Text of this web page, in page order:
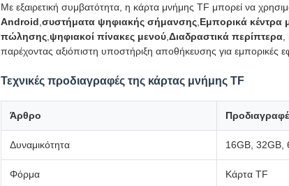
Με εξαιρετική συμβατότητα, η κάρτα μνήμης TF μπορεί να
Android συστήματα ψηφιακής σήμανσης Εμπορικά κέντρα
πώλησης ψηφιακοί πίνακες μενού Διαδραστικά περίπτερα
παρέχοντας αξιόπιστη υποστήριξη αποθήκευσης για εμπορικές
Τεχνικές προδιαγραφές της κάρτας μνήμης TF
Άρθρο
Δυναμικότητα 16GB, 32GB,
Φόρμα Κάρτα TF